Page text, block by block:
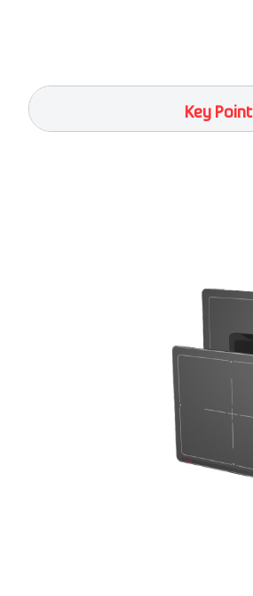
Key Point